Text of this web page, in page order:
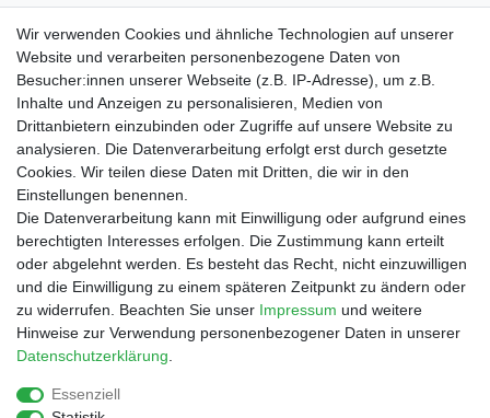
Textilkennzeichnung: 100% Polyester
Shop
Zahlungs- und Versandbedingungen
Warenkorb
Kasse
Mein Konto
Kontakt
Facebook
Service
Wir verwenden Cookies und ähnliche Technologien auf unserer
Website und verarbeiten personenbezogene Daten von
Besucher:innen unserer Webseite (z.B. IP-Adresse), um z.B.
Inhalte und Anzeigen zu personalisieren, Medien von
Drittanbietern einzubinden oder Zugriffe auf unsere Website zu
analysieren. Die Datenverarbeitung erfolgt erst durch gesetzte
Cookies. Wir teilen diese Daten mit Dritten, die wir in den
Einstellungen benennen.
Die Datenverarbeitung kann mit Einwilligung oder aufgrund eines
berechtigten Interesses erfolgen. Die Zustimmung kann erteilt
oder abgelehnt werden. Es besteht das Recht, nicht einzuwilligen
und die Einwilligung zu einem späteren Zeitpunkt zu ändern oder
zu widerrufen. Beachten Sie unser Impressum und weitere
Hinweise zur Verwendung personenbezogener Daten in unserer
Daten­schutz­erklärung
Essenziell